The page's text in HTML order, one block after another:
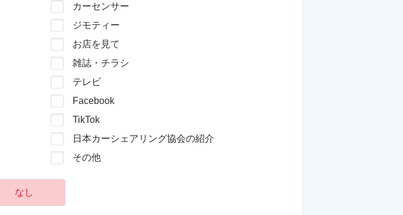
カーセンサー
ジモティー
お店を見て
雑誌・チラシ
テレビ
Facebook
TikTok
日本カーシェアリング協会の紹介
その他
なし